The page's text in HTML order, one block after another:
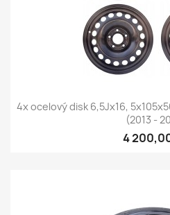
4x ocelový disk 6,5Jx16,
(2013 -
4